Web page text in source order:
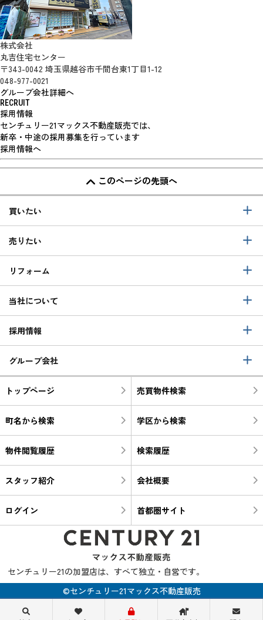
株式会社
丸吉住宅センター
〒343-0042 埼玉県越谷市千間台東1丁目1-12
048-977-0021
グループ会社詳細へ
RECRUIT
採用情報
センチュリー21マックス不動産販売では、
新卒・中途の採用募集を行っています
採用情報へ
このページの先頭へ
買いたい
売りたい
リフォーム
当社について
採用情報
グループ会社
トップページ 売買物件検索
町名から検索 学区から検索
物件閲覧履歴 検索履歴
スタッフ紹介 会社概要
ログイン 首都圏サイト
センチュリー21の加盟店は、すべて独立・自営です。
©センチュリー21マックス不動産販売